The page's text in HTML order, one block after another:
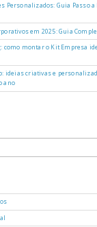
Personalizados: Guia Passo a
em 2025: Guia
como montar o Kit Empresa
ideias criativas e
ano